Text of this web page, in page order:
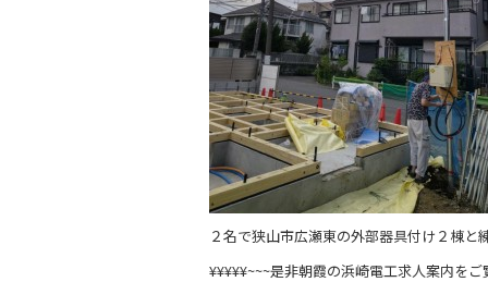
２名で狭山市広瀬東の外部器具付け２棟
¥¥¥¥¥~~~是非朝霞の浜崎電工求人案内を